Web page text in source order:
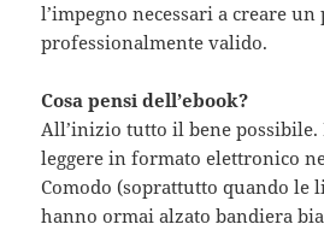
l’impegno necessari a creare un
professionalmente valido.
Cosa pensi dell’ebook?
All’inizio tutto il bene
leggere in formato elettronico
Comodo (soprattutto quando le
hanno ormai alzato bandiera